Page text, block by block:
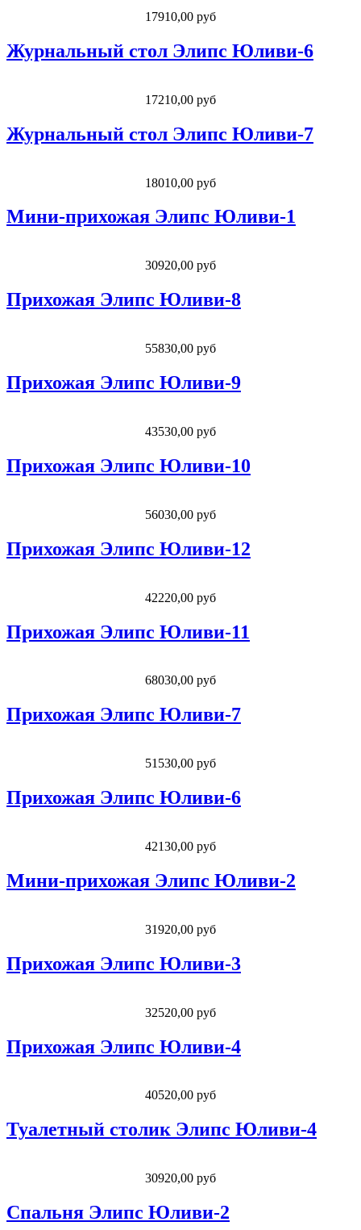
17910,00 руб
Журнальный стол Элипс Юливи-6
17210,00 руб
Журнальный стол Элипс Юливи-7
18010,00 руб
Мини-прихожая Элипс Юливи-1
30920,00 руб
Прихожая Элипс Юливи-8
55830,00 руб
Прихожая Элипс Юливи-9
43530,00 руб
Прихожая Элипс Юливи-10
56030,00 руб
Прихожая Элипс Юливи-12
42220,00 руб
Прихожая Элипс Юливи-11
68030,00 руб
Прихожая Элипс Юливи-7
51530,00 руб
Прихожая Элипс Юливи-6
42130,00 руб
Мини-прихожая Элипс Юливи-2
31920,00 руб
Прихожая Элипс Юливи-3
32520,00 руб
Прихожая Элипс Юливи-4
40520,00 руб
Туалетный столик Элипс Юливи-4
30920,00 руб
Спальня Элипс Юливи-2